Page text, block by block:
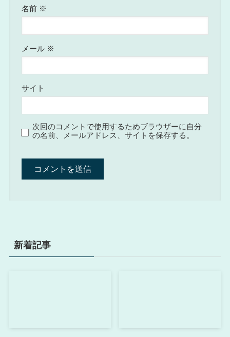
名前 ※
メール ※
サイト
次回のコメントで使用するためブラウザーに自分
の名前、メールアドレス、サイトを保存する。
新着記事